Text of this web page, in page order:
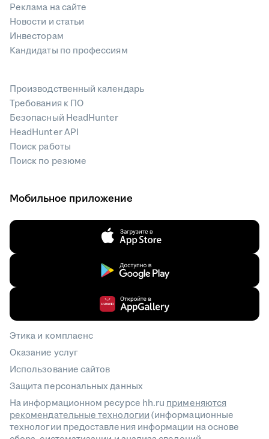
Реклама на сайте
Новости и статьи
Инвесторам
Кандидаты по профессиям
Производственный календарь
Требования к ПО
Безопасный HeadHunter
HeadHunter API
Поиск работы
Поиск по резюме
Мобильное приложение
Этика и комплаенс
Оказание услуг
Использование сайтов
Защита персональных данных
На информационном ресурсе hh.ru применяются
рекомендательные технологии(информационные
технологии предоставления информации на основе